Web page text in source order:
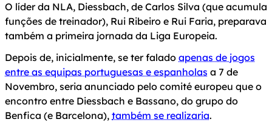
O líder da NLA, Diessbach, de Carlos Silva (que acumula
funções de treinador), Rui Ribeiro e Rui Faria, preparava
também a primeira jornada da Liga Europeia.
Depois de, inicialmente, se ter falado apenas de jogos
entre as equipas portuguesas e espanholas a 7 de
Novembro, seria anunciado pelo comité europeu que o
encontro entre Diessbach e Bassano, do grupo do
Benfica (e Barcelona), também se realizaria.